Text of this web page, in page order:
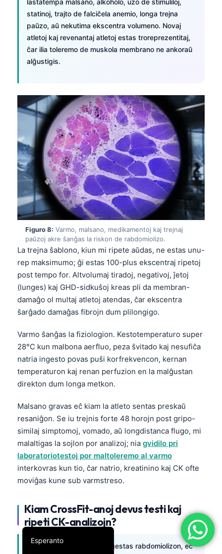
statinoj, trajto de falciĉela anemio, longa trejna
paŭzo, aŭ nekutima ekscentra volumeno. Novaj
atletoj kaj revenantaj atletoj estas troreprezentitaj,
ĉar ilia toleremo de muskola membrano ne ankoraŭ
alĝustigis.
Figuro 8: Varmo, malsano, medikamentoj kaj trejnaj
paŭzoj akre ŝanĝas la riskon de rabdomiolizo.
La trejna ŝablono, kiun mi ripete aŭdas, ne estas unu-
rep maksimumo; ĝi estas 100-plus ekscentraj ripetoj
post tempo for. Altvolumaj tiradoj, negativoj, ĵetoj
(lunges) kaj GHD-sidkuŝoj kreas pli da membran-
damaĝo ol multaj atletoj atendas, ĉar ekscentra
ŝarĝado damaĝas fibrojn dum plilongigo.
Varmo ŝanĝas la fiziologion. Kestotemperaturo super
28°C kun malbona aerfluo, peza ŝvitado kaj nesufiĉa
natria ingesto povas puŝi korfrekvencon, kernan
temperaturon kaj renan perfuzion en la malĝustan
direkton dum longa metkon.
Malsano gravas eĉ kiam la atleto sentas preskaŭ
resaniĝon. Se iu trejnis forte 48 horojn post gripo-
similaj simptomoj, vomado, aŭ longdistanca flugo, mi
malaltigas la sojlon por analizoj; nia gvidilo pri
laboratoriotestoj por maltoleremo al varmo
interkovras kun tio, ĉar natrio, kreatinino kaj CK ofte
moviĝas kune sub varmstreso.
Kiam CrossFit-anoj devus testi kaj
ripeti CK-analizojn?
Testu tuj se simptomoj sugestas rabdomiolizon, eĉ
Esperanto
English
Deutsch
עִבְרִית
Italiano
Español
Português
Türkçe
Română
简体中文
Български
Dansk
Nederlands
हिन्दी
Bahasa Indonesia
Հայերեն
Íslenska
Српски језик
Svenska
Bosanski
Azərbaycan dili
Eesti
日本語
Čeština
Русский
Lietuvių kalba
Polski
한국어